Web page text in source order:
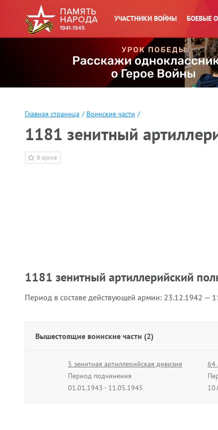
УЧАСТНИКИ ВОЙНЫ БОЕВЫЕ
Главная страница / Воинские части /
1181 зенитный
В архив
1181 зенитный артиллерийский
Период в составе действующей армии: 23.12.1942 —
Вышестоящие воинские части (2)
5 зенитная артиллерийская дивизия
Период подчинения
01.01.1943 - 11.05.1945
64